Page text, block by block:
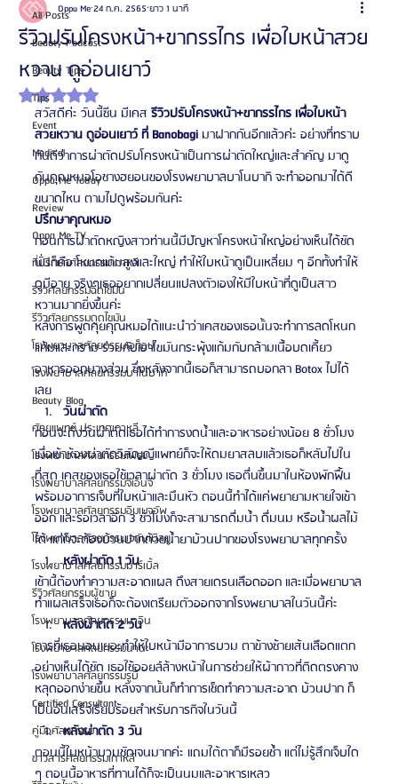
All Posts
Beauty Podcast
Beauty Tips
Tips
Event
Medical
Oppa Me Today
Review
Oppa Me TV
ที่ปรึกษาศัลยกรรมเกาหลี
รีวิวศัลยกรรมฉีดไขมัน
รีวิวศัลยกรรมดูดไขมัน
โรงพยาบาลศัลยกรรมเอท็อป
โรงพยาบาลศัลยกรรมบาโนบากิ
Beauty Blog
ศัลยแพทย์ ประเทศเกาหลี
โรงพยาบาลศัลยกรรมเฟรช
โรงพยาบาลศัลยกรรมจีเอ็นจี
โรงพยาบาลศัลยกรรมอิมเมจอัพ
โรงพยาบาลศัลยกรรมเจดับเบิลยู
โรงพยาบาลศัลยกรรมมาร์เบิ้ล
รีวิวศัลยกรรมผู้ชาย
โรงพยาบาลศัลยกรรมมาอิน
โรงพยาบาลศัลยกรรมนานะ
โรงพยาบาลศัลยกรรมรูบี
Certified Consultant
คู่มือศัลยกรรม
ข่าวสารศัลยกรรมเกาหลี
รีวิวปรับโครงหน้า+ขากรรไกร เพื่อใบหน้าสวย
หวาน ดูอ่อนเยาว์
Oppa Me24 ก.ค. 2565 ยาว 1 นาที
ได้รับ NaN เต็ม 5 ดาว
สวัสดีค่ะ วันนี้ซีน มีเคส รีวิวปรับโครงหน้า+ขากรรไกร เพื่อใบหน้า
สวยหวาน ดูอ่อนเยาว์ ที่ Banobagi มาฝากกันอีกแล้วค่ะ อย่างที่ทราบ
กันดีว่าการผ่าตัดปรับโครงหน้าเป็นการผ่าตัดใหญ่และสำคัญ มาดู
กันคุณหมอโอชางฮยอนของโรงพยาบาลบาโนบากิ จะทำออกมาได้ดี
ขนาดไหน ตามไปดูพร้อมกันค่ะ
ปรึกษาคุณหมอ
ก่อนการผ่าตัดหญิงสาวท่านนี้มีปัญหาโครงหน้าใหญ่อย่างเห็นได้ชัด
นั่นก็คือ โหนกแก้มสูงและใหญ่ ทำให้ใบหน้าดูเป็นเหลี่ยม ๆ อีกทั้งทำให้
ดูมีอายุ จริงๆเธออยากเปลี่ยนแปลงตัวเองให้มีใบหน้าที่ดูเป็นสาว
หวานมากยิ่งขึ้นค่ะ
หลังการพูดคุยคุณหมอได้แนะนำว่าเคสของเธอนั้นจะทำการลดโหนก
แก้มและกราม ร่วมกับเอาไขมันกระพุ้งแก้มกับกล้ามเนื้อบดเคี้ยว
อาหารออกบางส่วน ซึ่งหลังจากนี้เธอก็สามารถบอกลา Botox ไปได้
เลย
วันผ่าตัด
ก่อนจะถึงวันผ่าตัดเธอได้ทำการงดน้ำและอาหารอย่างน้อย 8 ชั่วโมง
เมื่อเข้าห้องผ่าตัดวิสัญญีแพทย์ก็จะให้ดมยาสลบแล้วเธอก็หลับไปใน
ที่สุด เคสของเธอใช้เวลาผ่าตัด 3 ชั่วโมง เธอตื่นขึ้นมาในห้องพักฟื้น
พร้อมอาการเจ็บที่ใบหน้าและมึนหัว ตอนนี้ทำได้แค่พยายามหายใจเข้า
ออก และรอเวลาอีก 3 ชั่วโมงก็จะสามารถดื่มน้ำ ดื่มนม หรือน้ำผลไม้
ได้ แต่ก็จะต้องบ้วนปากด้วยน้ำยาบ้วนปากของโรงพยาบาลทุกครั้ง
หลังผ่าตัด 1 วัน
เช้านี้ต้องทำความสะอาดแผล ดึงสายเดรนเลือดออก และเมื่อพยาบาล
ทำแผลเสร็จเธอก็จะต้องเตรียมตัวออกจากโรงพยาบาลในวันนี้ค่ะ
หลังผ่าตัด 2 วัน
การที่เธอนอนเยอะทำให้ใบหน้ามีอาการบวม ตาข้างซ้ายเส้นเลือดแตก
อย่างเห็นได้ชัด เธอใช้ออยล์ล้างหน้าในการช่วยให้ผ้ากาวที่ติดตรงคาง
หลุดออกง่ายขึ้น หลังจากนั้นก็ทำการเช็ดทำความสะอาด บ้วนปาก ก็
เป็นอันเสร็จเรียบร้อยสำหรับภารกิจในวันนี้
หลังผ่าตัด 3 วัน
ตอนนี้ใบหน้าบวมชัดเจนมากค่ะ แถมใต้ตาก็มีรอยช้ำ แต่ไม่รู้สึกเจ็บใด
ๆ ตอนนี้อาหารที่ทานได้ก็จะเป็นนมและอาหารเหลว